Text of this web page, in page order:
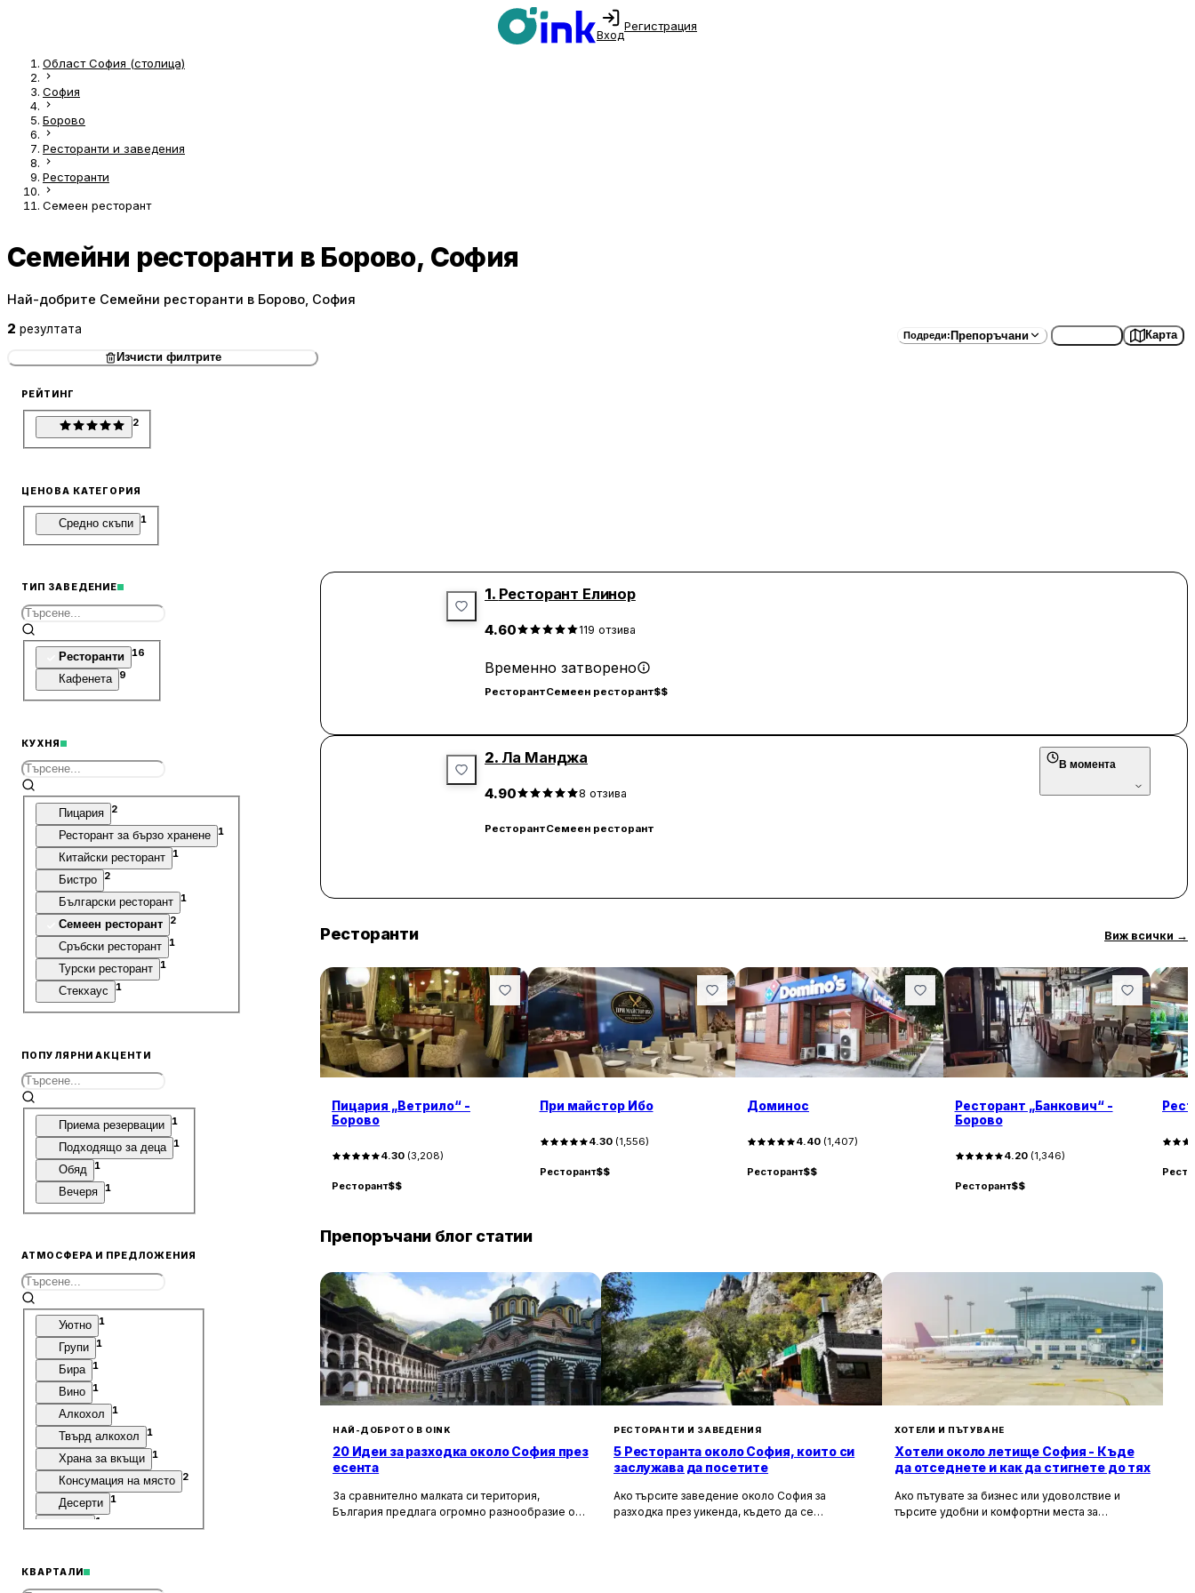
Вход
Регистрация
Област София (столица)
София
Борово
Ресторанти и заведения
Ресторанти
Семеен ресторант
Семейни ресторанти в Борово, София
Най-добрите Семейни ресторанти в Борово, София
2 резултата Подреди:Препоръчани Карта
Изчисти филтрите
РЕЙТИНГ
2
ЦЕНОВА КАТЕГОРИЯ
Средно скъпи 1
ТИП ЗАВЕДЕНИЕ
Ресторанти 16
Кафенета 9
КУХНЯ
Пицария 2
Ресторант за бързо хранене 1
Китайски ресторант 1
Бистро 2
Български ресторант 1
Семеен ресторант 2
Сръбски ресторант 1
Турски ресторант 1
Стекхаус 1
ПОПУЛЯРНИ АКЦЕНТИ
Приема резервации 1
Подходящо за деца 1
Обяд 1
Вечеря 1
АТМОСФЕРА И ПРЕДЛОЖЕНИЯ
Уютно 1
Групи 1
Бира 1
Вино 1
Алкохол 1
Твърд алкохол 1
Храна за вкъщи 1
Консумация на място 2
Десерти 1
Кафе 1
КВАРТАЛИ
1. Ресторант Елинор
4.60 119 отзива
Временно затворено
РесторантСемеен ресторант$$
2. Ла Манджа
4.90 8 отзива
РесторантСемеен ресторант
В момента
Ресторанти Виж всички →
Пицария „Ветрило“ -
Борово
4.30 (3,208)
Ресторант$$
При майстор Ибо
4.30(1,556)
Ресторант$$
Доминос
4.40 (1,407)
Ресторант$$
Ресторант „Банкович“ -
Борово
4.20(1,346)
Ресторант$$
Препоръчани блог статии
НАЙ-ДОБРОТО В OINK
20 Идеи за разходка около София през
есента
За сравнително малката си територия,
България предлага огромно разнообразие от
РЕСТОРАНТИ И ЗАВЕДЕНИЯ
5 Ресторанта около София, които си
заслужава да посетите
Ако търсите заведение около София за
разходка през уикенда, където да се
ХОТЕЛИ И ПЪТУВАНЕ
Хотели около летище София - Къде
да отседнете и как да стигнете до тях
Ако пътувате за бизнес или удоволствие и
търсите удобни и комфортни места за